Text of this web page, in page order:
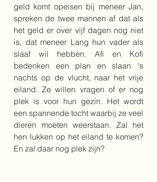
geld komt opeisen bij meneer Jan,
spreken de twee mannen af dat als
het geld er over vijf dagen nog niet
is, dat meneer Lang hun vader als
slaaf wil hebben. Afi en Kofi
bedenken een plan en slaan 's
nachts op de vlucht, naar het vrije
eiland. Ze willen vragen of er nog
plek is voor hun gezin. Het wordt
een spannende tocht waarbij ze veel
dieren moeten weerstaan. Zal het
hen lukken op het eiland te komen?
En zal daar nog plek zijn?